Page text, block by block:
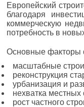
Европейский
благодаря
коммерческую
потребность в
Основные факторы
масштабные
реконструкция
урбанизация и
нехватка местных
рост частного